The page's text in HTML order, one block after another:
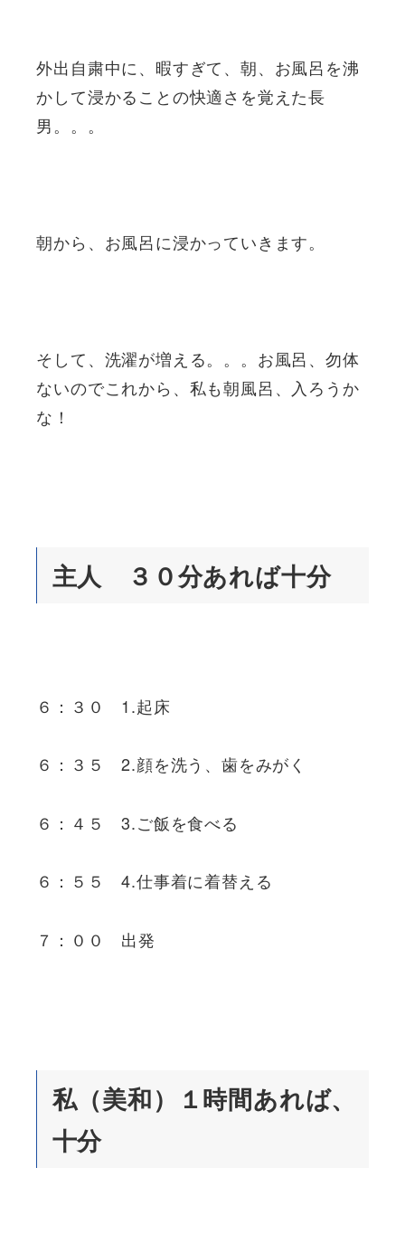
外出自粛中に、暇すぎて、朝、お風呂を沸
かして浸かることの快適さを覚えた長
男。。。
朝から、お風呂に浸かっていきます。
そして、洗濯が増える。。。お風呂、勿体
ないのでこれから、私も朝風呂、入ろうか
な！
主人 ３０分あれば十分
６：３０ 1.起床
６：３５ 2.顔を洗う、歯をみがく
６：４５ 3.ご飯を食べる
６：５５ 4.仕事着に着替える
７：００ 出発
私（美和）１時間あれば、
十分